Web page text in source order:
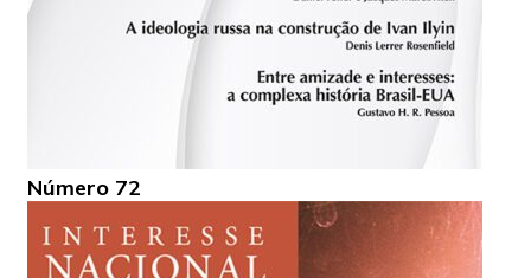
Número 72